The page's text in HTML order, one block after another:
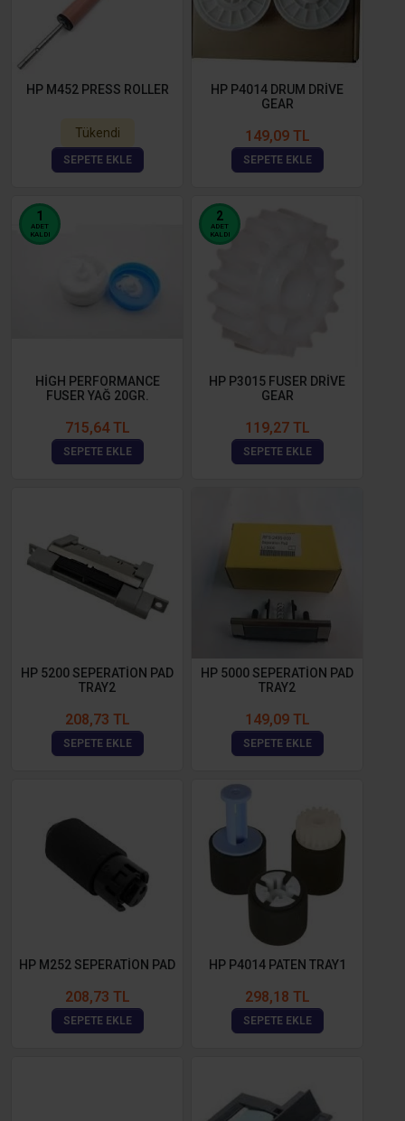
HP M452 PRESS ROLLER
Tükendi
SEPETE EKLE
HP P4014 DRUM DRİVE
GEAR
149,09 TL
SEPETE EKLE
1
ADET
KALDI
HİGH PERFORMANCE
FUSER YAĞ 20GR.
715,64 TL
SEPETE EKLE
2
ADET
KALDI
HP P3015 FUSER DRİVE
GEAR
119,27 TL
SEPETE EKLE
HP 5200 SEPERATİON PAD
TRAY2
208,73 TL
SEPETE EKLE
HP 5000 SEPERATİON PAD
TRAY2
149,09 TL
SEPETE EKLE
HP M252 SEPERATİON PAD
208,73 TL
SEPETE EKLE
HP P4014 PATEN TRAY1
298,18 TL
SEPETE EKLE